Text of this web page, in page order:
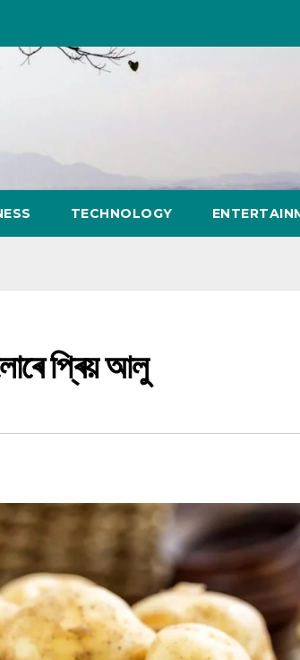
TECHNOLOGY
প্ৰিয় আলু